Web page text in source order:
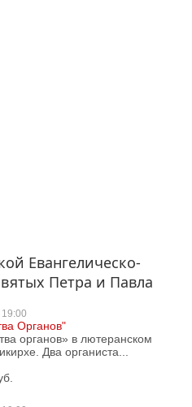
Евангелическо-
Петра и Павла
Органов"
органов» в лютеранском
Два органиста...